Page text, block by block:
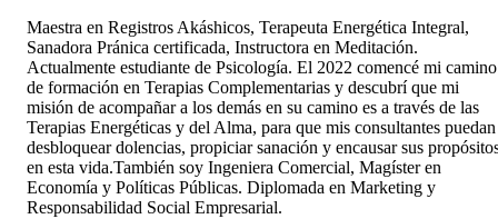
Maestra en Registros Akáshicos, Terapeuta Energética Integral,
Sanadora Pránica certificada, Instructora en Meditación.
Actualmente estudiante de Psicología. El 2022 comencé mi camino
de formación en Terapias Complementarias y descubrí que mi
misión de acompañar a los demás en su camino es a través de las
Terapias Energéticas y del Alma, para que mis consultantes puedan
desbloquear dolencias, propiciar sanación y encausar sus
en esta vida. ​ También soy Ingeniera Comercial, Magíster en
Economía y Políticas Públicas. Diplomada en Marketing y
Responsabilidad Social Empresarial.